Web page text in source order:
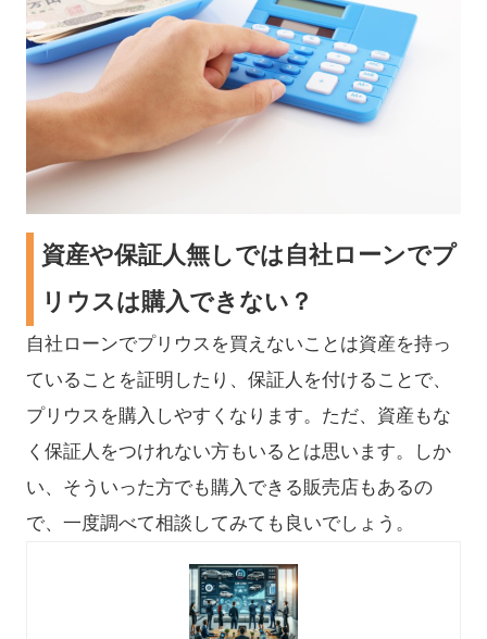
資産や保証人無しでは自社ローンでプ
リウスは購入できない？
自社ローンでプリウスを買えないことは資産を持っ
ていることを証明したり、保証人を付けることで、
プリウスを購入しやすくなります。ただ、資産もな
く保証人をつけれない方もいるとは思います。しか
い、そういった方でも購入できる販売店もあるの
で、一度調べて相談してみても良いでしょう。